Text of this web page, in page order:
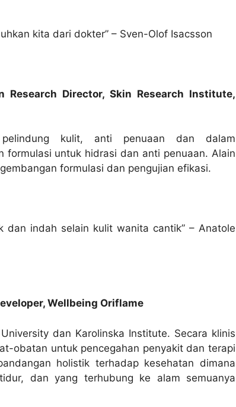
kita dari dokter” – Sven-Olof Isacsson
Director, Skin Research Institute,
kulit, anti penuaan dan dalam
formulasi untuk hidrasi dan anti penuaan. Alain
formulasi dan pengujian efikasi.
dan indah selain kulit wanita cantik” – Anatole
Wellbeing Oriflame
dan Karolinska Institute. Secara klinis
obatan untuk pencegahan penyakit dan terapi
holistik terhadap kesehatan dimana
dan yang terhubung ke alam semuanya